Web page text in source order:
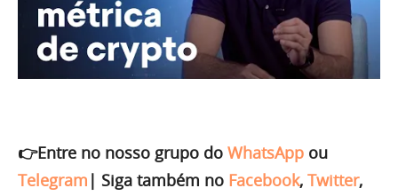
👉Entre no nosso grupo do WhatsApp ou
Telegram | Siga também no Facebook, Twitter,